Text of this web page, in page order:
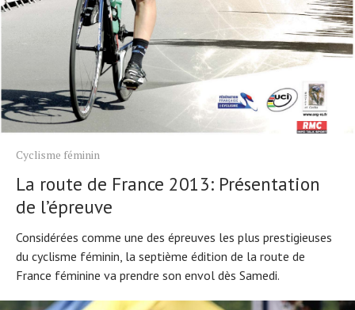
Cyclisme féminin
La route de France 2013: Présentation
de l’épreuve
Considérées comme une des épreuves les plus prestigieuses
du cyclisme féminin, la septième édition de la route de
France féminine va prendre son envol dès Samedi.